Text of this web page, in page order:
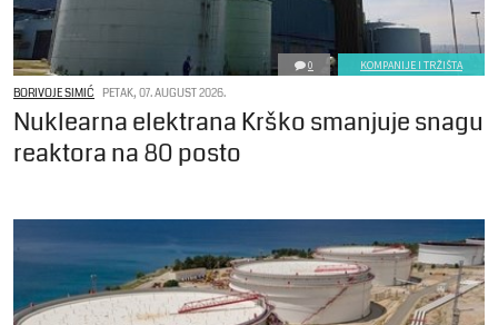
0 KOMPANIJE I TRŽIŠTA
BORIVOJE SIMIĆ PETAK, 07. AUGUST 2026.
Nuklearna elektrana Krško smanjuje snagu
reaktora na 80 posto